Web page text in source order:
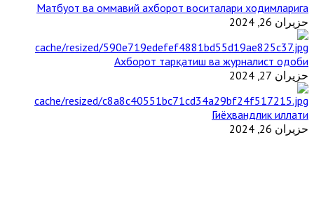
Матбуот ва оммавий ахборот воситалари ходимларига
حزيران 26, 2024
Ахборот тарқатиш ва журналист одоби
حزيران 27, 2024
Гиёҳвандлик иллати
حزيران 26, 2024